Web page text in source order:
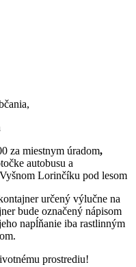
za miestnym úradom,
autobusu a
Lorinčíku pod lesom
určený výlučne na
bude označený nápisom
napĺňanie iba rastlinným
prostrediu!